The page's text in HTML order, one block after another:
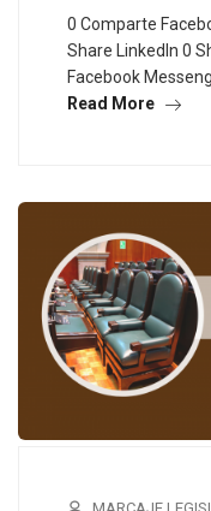
0 Comparte
Share LinkedIn 0
Facebook
Read More